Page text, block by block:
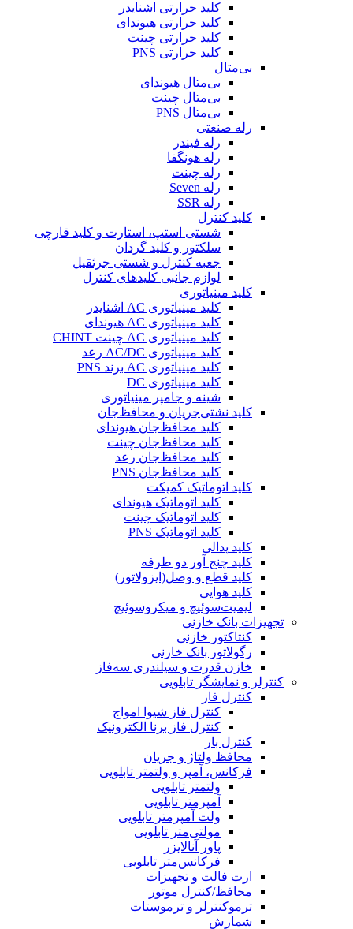
کلید حرارتی اشنایدر
کلید حرارتی هیوندای
کلید حرارتی چینت
کلید حرارتی PNS
بی‌متال
بی‌متال هیوندای
بی‌متال چینت
بی‌متال PNS
رله صنعتی
رله فیندر
رله هونگفا
رله چینت
رله Seven
رله SSR
کلید کنترل
شستی استپ، استارت و کلید قارچی
سلکتور و کلید گردان
جعبه کنترل و شستی جرثقیل
لوازم جانبی کلیدهای کنترل
کلید مینیاتوری
کلید مینیاتوری AC اشنایدر
کلید مینیاتوری AC هیوندای
کلید مینیاتوری AC چینت CHINT
کلید مینیاتوری AC/DC رعد
کلید مینیاتوری AC برند PNS
کلید مینیاتوری DC
شینه و جامپر مینیاتوری
کلید نشتی‌جریان و محافظ‌جان
کلید محافظ‌جان هیوندای
کلید محافظ‌جان چینت
کلید محافظ‌جان رعد
کلید محافظ‌جان PNS
کلید اتوماتیک کمپکت
کلید اتوماتیک هیوندای
کلید اتوماتیک چینت
کلید اتوماتیک PNS
کلید پدالی
کلید چنج آور دو طرفه
کلید قطع و وصل(ایزولاتور)
کلید هوایی
لیمیت‌سوئیچ و میکروسوئیچ
تجهیزات بانک خازنی
کنتاکتور خازنی
رگولاتور بانک خازنی
خازن قدرت و سیلندری سه‌فاز
کنترلر و نمایشگر تابلویی
کنترل فاز
کنترل فاز شیوا امواج
کنترل فاز برنا الکترونیک
کنترل بار
محافظ ولتاژ و جریان
فرکانس، آمپر و ولتمتر تابلویی
ولتمتر تابلویی
آمپرمتر تابلویی
ولت آمپرمتر تابلویی
مولتی‌متر تابلویی
پاور آنالایزر
فرکانس‌متر تابلویی
ارت فالت و تجهیزات
محافظ/کنترل موتور
ترموکنترلر و ترموستات
شمارش